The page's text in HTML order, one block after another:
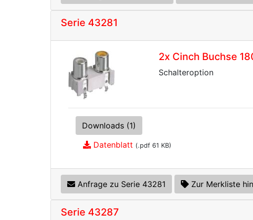
Serie 43281
2x Cinch Buchse
Schalteroption
Downloads (1)
Datenblatt (.pdf 61 KB)
Anfrage zu Serie 43281 Zur Merkliste
Serie 43287